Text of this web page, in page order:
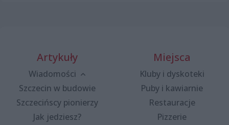
Artykuły
Wiadomości
Szczecin w budowie
Szczecińscy pionierzy
Jak jedziesz?
Miejsca
Kluby i dyskoteki
Puby i kawiarnie
Restauracje
Pizzerie